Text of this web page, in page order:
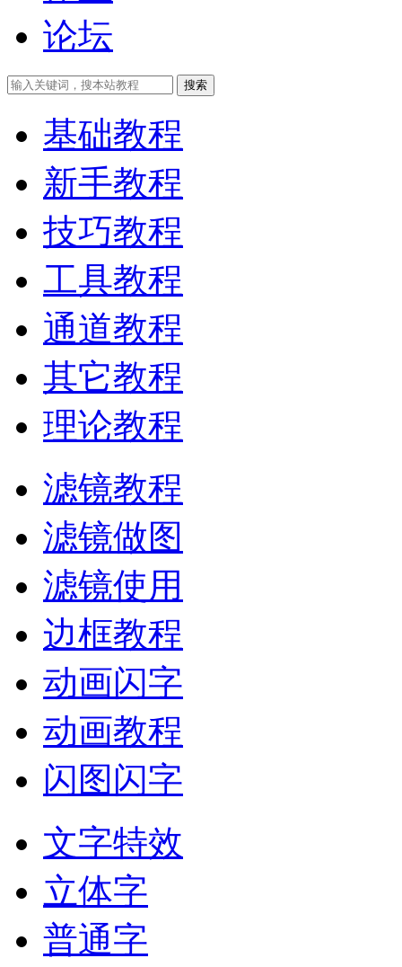
论坛
搜索
基础教程
新手教程
技巧教程
工具教程
通道教程
其它教程
理论教程
滤镜教程
滤镜做图
滤镜使用
边框教程
动画闪字
动画教程
闪图闪字
文字特效
立体字
普通字